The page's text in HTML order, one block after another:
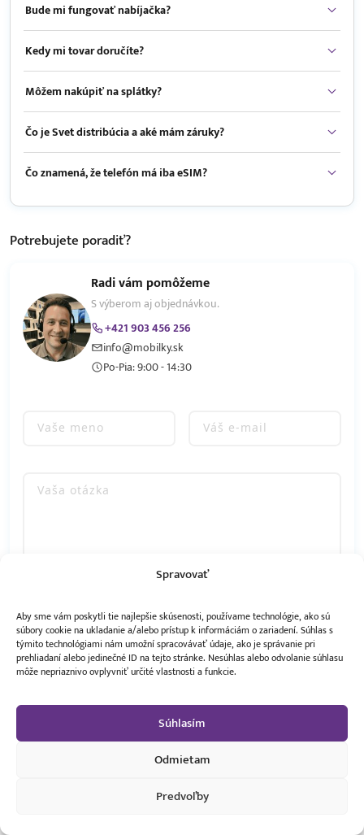
Spravovať
Aby sme vám poskytli tie najlepšie skúsenosti, používame technológie, ako sú
súbory cookie na ukladanie a/alebo prístup k informáciám o zariadení. Súhlas s
týmito technológiami nám umožní spracovávať údaje, ako je správanie pri
prehliadaní alebo jedinečné ID na tejto stránke. Nesúhlas alebo odvolanie súhlasu
môže nepriaznivo ovplyvniť určité vlastnosti a funkcie.
Súhlasím
Odmietam
Predvoľby
Vložiť do košíka
Bude mi fungovať nabíjačka?
Kedy mi tovar doručíte?
Môžem nakúpiť na splátky?
Čo je Svet distribúcia a aké mám záruky?
Čo znamená, že telefón má iba eSIM?
Potrebujete poradiť?
Radi vám pomôžeme
S výberom aj objednávkou.
+421 903 456 256
info@mobilky.sk
Po-Pia: 9:00 - 14:30
Súhlasím sospracovaním osobných údajov.